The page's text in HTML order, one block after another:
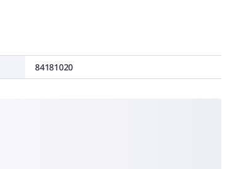
84181020